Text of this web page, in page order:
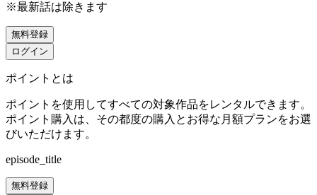
※最新話は除きます
無料登録
ログイン
ポイントとは
ポイントを使用してすべての対象作品をレンタルできます。
ポイント購入は、その都度の購入とお得な月額プランをお選
びいただけます。
episode_title
無料登録